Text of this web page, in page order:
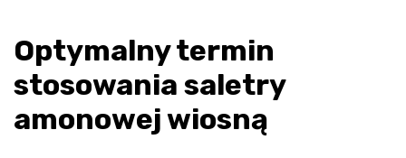
Optymalny termin
stosowania saletry
amonowej wiosną